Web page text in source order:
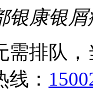
银康银
需排队
线：